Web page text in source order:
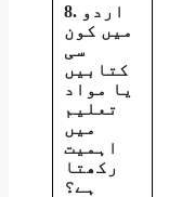
8. اردو
میں کون
سی
کتابیں
یا مواد
تعلیم
میں
اہمیت
رکھتا
ہے؟